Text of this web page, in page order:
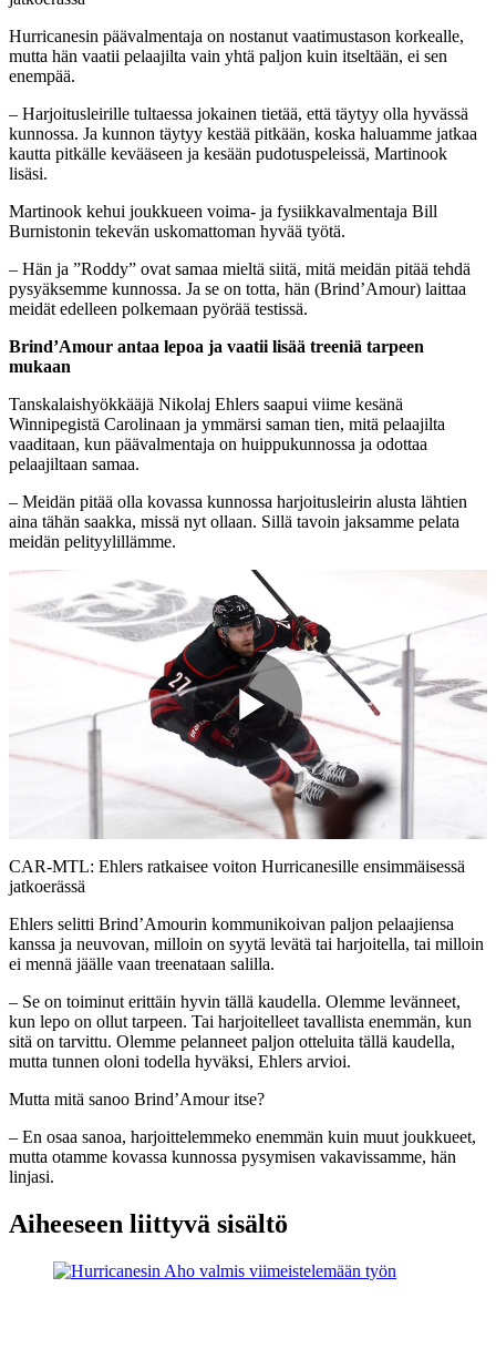
Hurricanesin päävalmentaja on nostanut vaatimustason korkealle,
mutta hän vaatii pelaajilta vain yhtä paljon kuin itseltään, ei sen
enempää.
– Harjoitusleirille tultaessa jokainen tietää, että täytyy olla hyvässä
kunnossa. Ja kunnon täytyy kestää pitkään, koska haluamme jatkaa
kautta pitkälle kevääseen ja kesään pudotuspeleissä, Martinook
lisäsi.
Martinook kehui joukkueen voima- ja fysiikkavalmentaja Bill
Burnistonin tekevän uskomattoman hyvää työtä.
– Hän ja ”Roddy” ovat samaa mieltä siitä, mitä meidän pitää tehdä
pysyäksemme kunnossa. Ja se on totta, hän (Brind’Amour) laittaa
meidät edelleen polkemaan pyörää testissä.
Brind’Amour antaa lepoa ja vaatii lisää treeniä tarpeen
mukaan
Tanskalaishyökkääjä Nikolaj Ehlers saapui viime kesänä
Winnipegistä Carolinaan ja ymmärsi saman tien, mitä pelaajilta
vaaditaan, kun päävalmentaja on huippukunnossa ja odottaa
pelaajiltaan samaa.
– Meidän pitää olla kovassa kunnossa harjoitusleirin alusta lähtien
aina tähän saakka, missä nyt ollaan. Sillä tavoin jaksamme pelata
meidän pelityylillämme.
Play
Video
CAR-MTL: Ehlers ratkaisee voiton Hurricanesille ensimmäisessä
jatkoerässä
Ehlers selitti Brind’Amourin kommunikoivan paljon pelaajiensa
kanssa ja neuvovan, milloin on syytä levätä tai harjoitella, tai milloin
ei mennä jäälle vaan treenataan salilla.
– Se on toiminut erittäin hyvin tällä kaudella. Olemme levänneet,
kun lepo on ollut tarpeen. Tai harjoitelleet tavallista enemmän, kun
sitä on tarvittu. Olemme pelanneet paljon otteluita tällä kaudella,
mutta tunnen oloni todella hyväksi, Ehlers arvioi.
Mutta mitä sanoo Brind’Amour itse?
– En osaa sanoa, harjoittelemmeko enemmän kuin muut joukkueet,
mutta otamme kovassa kunnossa pysymisen vakavissamme, hän
linjasi.
Aiheeseen liittyvä sisältö